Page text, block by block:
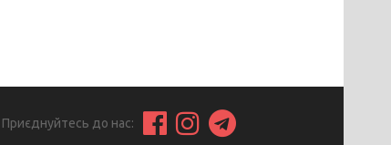
Приєднуйтесь до нас: